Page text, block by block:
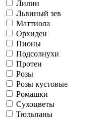
Лилии
Львиный зев
Маттиола
Орхидеи
Пионы
Подсолнухи
Протеи
Розы
Розы кустовые
Ромашки
Сухоцветы
Тюльпаны